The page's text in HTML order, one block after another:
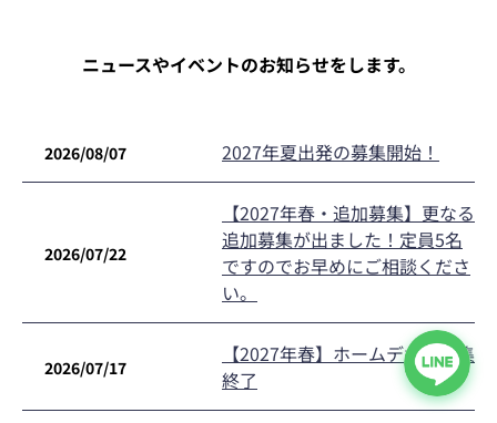
ニュースやイベントのお知らせをします。
2026/08/07 2027年夏出発の募集開始！
2026/07/22
【2027年春・追加募集】更なる
追加募集が出ました！定員5名
ですのでお早めにご相談くださ
い。
2026/07/17
【2027年春】ホームデポ・募集
終了